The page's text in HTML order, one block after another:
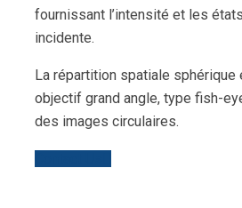
fournissant l’intensité et les
incidente.
La répartition spatiale sphérique
objectif grand angle, type fish-
des images circulaires.